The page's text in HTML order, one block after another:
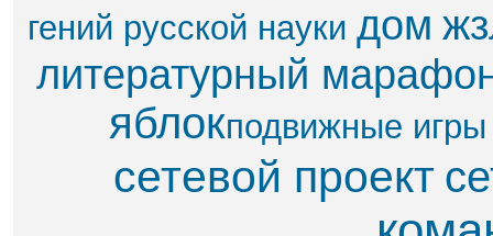
гений русской науки дом
литературный
яблок​подвижные игры
сетевой проект